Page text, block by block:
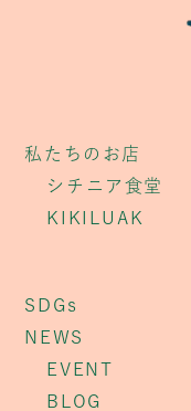
私たちのお店
シチニア食堂
KIKILUAK
SDGs
NEWS
EVENT
BLOG